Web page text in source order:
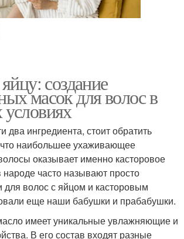
создание
масок для волос в
два ингредиента, стоит обратить
наибольшее ухаживающее
оказывает именно касторовое
народе часто называют просто
для волос с яйцом и касторовым
еще наши бабушки и прабабушки.
имеет уникальные увлажняющие и
В его состав входят разные